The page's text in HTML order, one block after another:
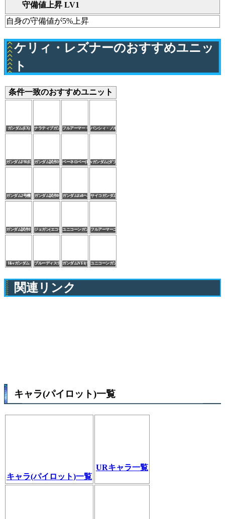
守備値上昇 LV1
自身の守備値が5%上昇
ケリィ・レズナーのおすすめユニッ
ト
条件一致のおすすめユニット
ガンダム(EX) ナラティブガンダムA装備(EX)フルアーマー・ガンダム(サンダーボルト版)(EX)
バンシィ・ノルン(デストロイモード)(EX)
ガンダムF91(EX) ガンダム試作3号機(EX)ペーネロペー(EX)νガンダム(ダブル・フィン・ファンネル装備型)(EX)
ガンダム2号機前期型ガンダム試作0号機ガンダムEz8ヘビーアームドカスタム
サイコガンダム
ガンダム試作1号機(チョバム・アーマー装備)
ジェガン(エコーズ仕様)ユニコーンガンダム(デストロイモード)
フルアーマーユニコーンガンダム(デストロイモード)
Hi-νガンダム ブルーディスティニー3号機【EXAM】
ガンダムNT-1(チョバム・アーマー装備型)
ユニコーンガンダム3号機フェネクス
関連リンク
キャラ(パイロット)一覧
キャラ(パイロット)一覧
URキャラ一覧